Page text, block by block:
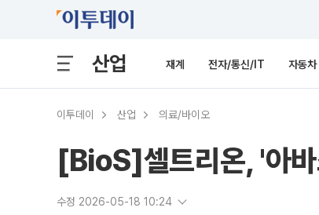
산업 재계 전자/통신/IT 자동차
이투데이 산업 의료/바이오
[BioS]셀트리온, '아
수정 2026-05-18 10:24